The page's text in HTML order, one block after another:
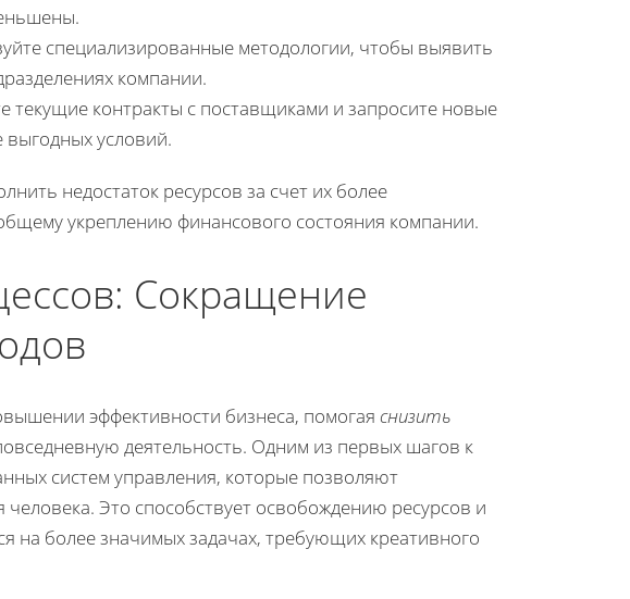
специализированные методологии, чтобы выявить
компании.
текущие контракты с поставщиками и запросите новые
выгодных условий.
недостаток ресурсов за счет их более
укреплению финансового состояния компании.
Сокращение
эффективности бизнеса, помогая снизить
деятельность. Одним из первых шагов к
систем управления, которые позволяют
Это способствует освобождению ресурсов и
на более значимых задачах, требующих креативного